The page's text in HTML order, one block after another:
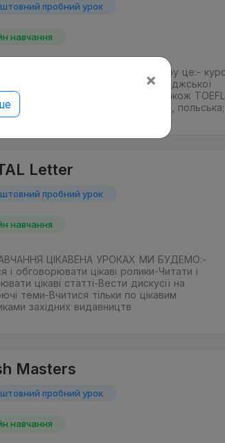
пробний урок
навчання
напрямки діяльності нашого центру це:-
до міжнародних іспитів Кембриджської
таких як FCE, IELTS та ін., а також
мов - англійська, німецька,
Letter
пробний урок
навчання
ЦІКАВЕНА УРОКАХ МИ БУДЕМО:-
і обговорювати цікаві ролики-Читати і
цікаві статті-Вести дискусії на
теми-Вчитися тільки по цікавим
західних видавництв
Masters
пробний урок
навчання
×